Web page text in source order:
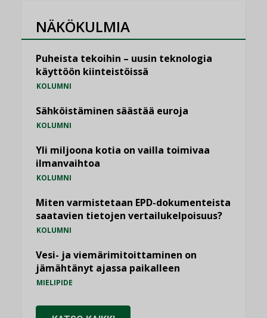
NÄKÖKULMIA
Puheista tekoihin – uusin teknologia
käyttöön kiinteistöissä
KOLUMNI
Sähköistäminen säästää euroja
KOLUMNI
Yli miljoona kotia on vailla toimivaa
ilmanvaihtoa
KOLUMNI
Miten varmistetaan EPD-dokumenteista
saatavien tietojen vertailukelpoisuus?
KOLUMNI
Vesi- ja viemärimitoittaminen on
jämähtänyt ajassa paikalleen
MIELIPIDE